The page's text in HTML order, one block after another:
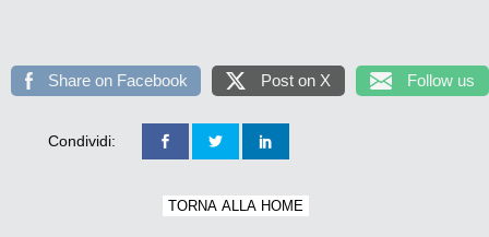
Share on Facebook Post on X Follow us
Condividi:
TORNA ALLA HOME